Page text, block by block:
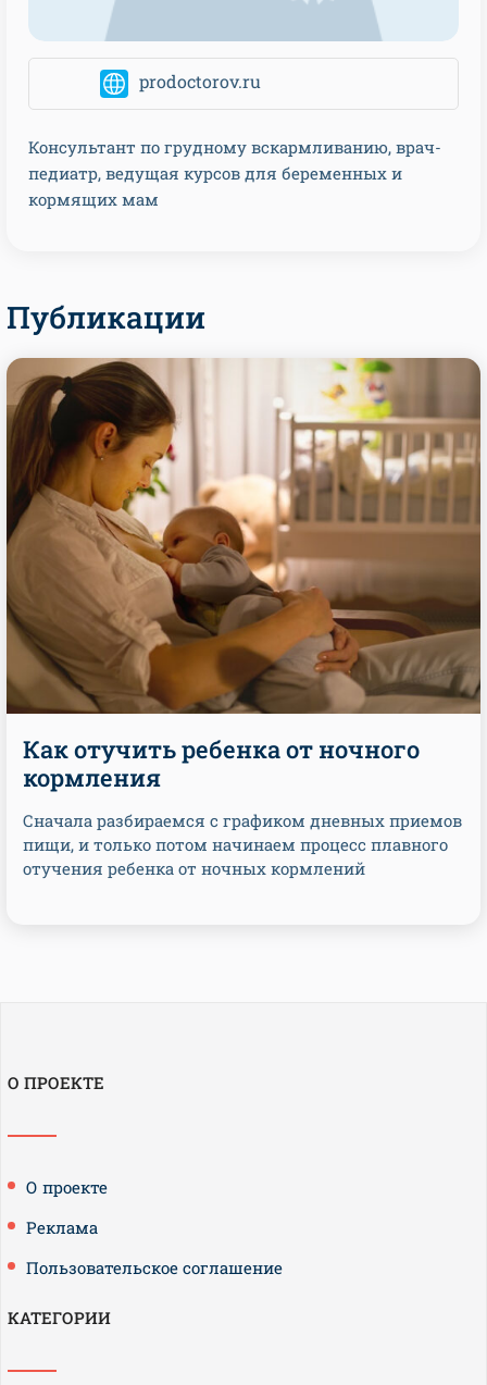
prodoctorov.ru
Консультант по грудному вскармливанию, врач-
педиатр, ведущая курсов для беременных и
кормящих мам
Публикации
Как отучить ребенка от ночного
кормления
Сначала разбираемся с графиком дневных приемов
пищи, и только потом начинаем процесс плавного
отучения ребенка от ночных кормлений
О ПРОЕКТЕ
О проекте
Реклама
Пользовательское соглашение
КАТЕГОРИИ